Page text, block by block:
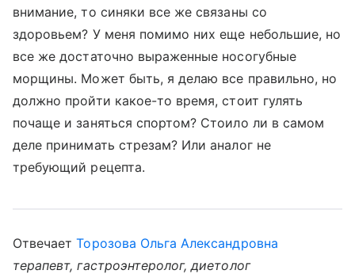
внимание, то синяки все же связаны со
здоровьем? У меня помимо них еще небольшие, но
все же достаточно выраженные носогубные
морщины. Может быть, я делаю все правильно, но
должно пройти какое-то время, стоит гулять
почаще и заняться спортом? Стоило ли в самом
деле принимать стрезам? Или аналог не
требующий рецепта.
ОтвечаетТорозова Ольга Александровна
терапевт, гастроэнтеролог, диетолог